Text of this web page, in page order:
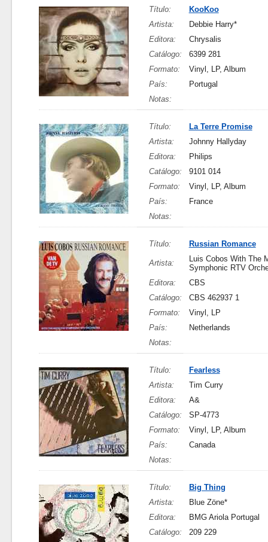
Título:
KooKoo
Artista:
Debbie Harry*
Editora:
Chrysalis
Catálogo:
6399 281
Formato:
Vinyl, LP, Album
País:
Portugal
Notas:
Título:
La Terre Promise
Artista:
Johnny Hallyday
Editora:
Philips
Catálogo:
9101 014
Formato:
Vinyl, LP, Album
País:
France
Notas:
Título: Russian Romance
Artista:
Luis Cobos With The
Symphonic RTV
Editora:
CBS
Catálogo:
CBS 462937 1
Formato:
Vinyl, LP
País:
Netherlands
Notas:
Título:
Fearless
Artista:
Tim Curry
Editora:
A&
Catálogo:
SP-4773
Formato:
Vinyl, LP, Album
País:
Canada
Notas:
Título:
Big Thing
Artista:
Blue Zöne*
Editora:
BMG Ariola Portugal
Catálogo:
209 229